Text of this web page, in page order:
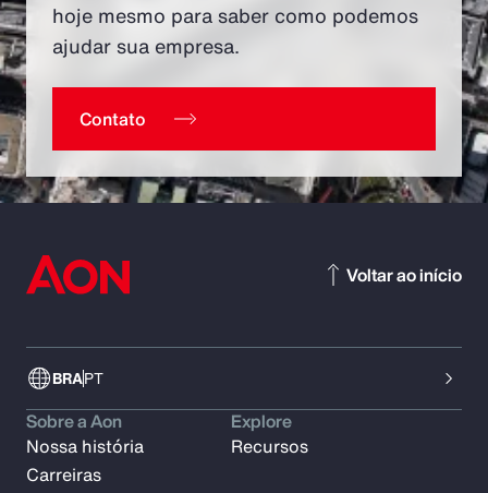
hoje mesmo para saber como podemos
ajudar sua empresa.
Contato
BRAPT
Voltar ao início
Sobre a Aon
Nossa história
Carreiras
Explore
Recursos